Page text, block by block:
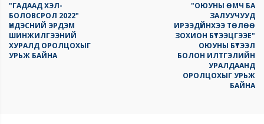
"ГАДААД ХЭЛ-
БОЛОВСРОЛ 2022"
ҮНДЭСНИЙ ЭРДЭМ
ШИНЖИЛГЭЭНИЙ
ХУРАЛД ОРОЛЦОХЫГ
УРЬЖ БАЙНА
"ОЮУНЫ ӨМЧ БА
ЗАЛУУЧУУД
ИРЭЭДҮЙНХЭЭ ТӨЛӨӨ
ЗОХИОН БҮТЭЭЦГЭЭЕ"
ОЮУНЫ БҮТЭЭЛ
БОЛОН ИЛТГЭЛИЙН
УРАЛДААНД
ОРОЛЦОХЫГ УРЬЖ
БАЙНА